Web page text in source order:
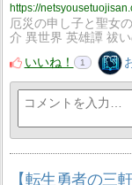
https://
厄災の申し子と聖女
介 異世界 英雄譚 祓
いいね！
1
【転生勇者の三